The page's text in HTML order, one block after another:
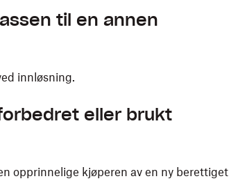
til en annen
innløsning.
eller brukt
opprinnelige kjøperen av en ny berettiget